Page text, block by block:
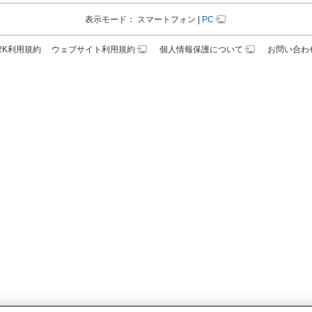
表示モード： スマートフォン PC
利用規約 ウェブサイト利用規約 個人情報保護について お問い合わ